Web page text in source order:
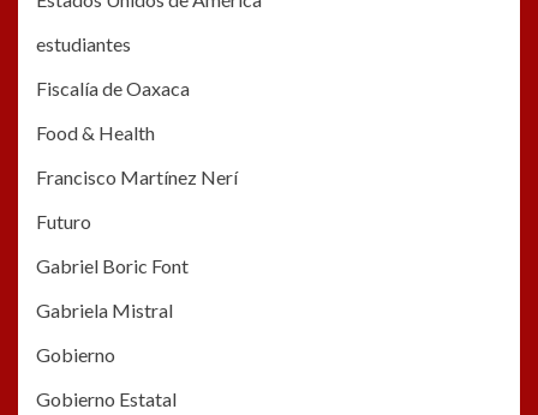
estudiantes
Fiscalía de Oaxaca
Food & Health
Francisco Martínez Nerí
Futuro
Gabriel Boric Font
Gabriela Mistral
Gobierno
Gobierno Estatal